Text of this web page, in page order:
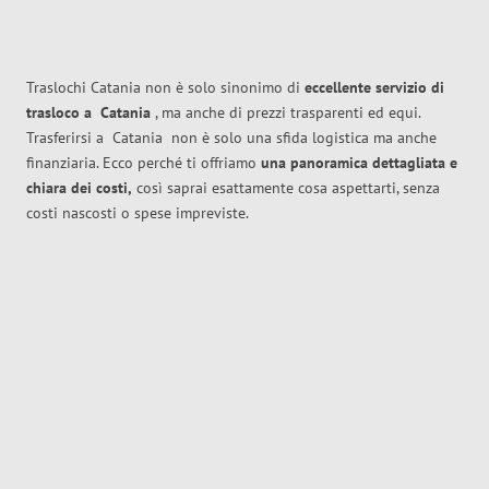
Traslochi Catania non è solo sinonimo di eccellente servizio di
trasloco a Catania , ma anche di prezzi trasparenti ed equi.
Trasferirsi a Catania non è solo una sfida logistica ma anche
finanziaria. Ecco perché ti offriamo una panoramica dettagliata e
chiara dei costi, così saprai esattamente cosa aspettarti, senza
costi nascosti o spese impreviste.